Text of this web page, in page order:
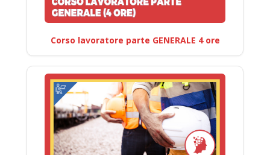
Corso lavoratore parte GENERALE 4 ore